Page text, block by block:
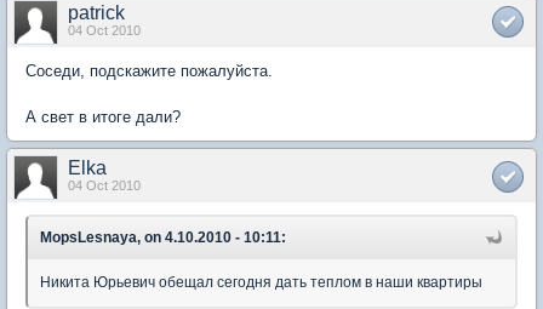
patrick
04 Oct 2010
Соседи, подскажите пожалуйста.
А свет в итоге дали?
Elka
04 Oct 2010
MopsLesnaya, on 4.10.2010 - 10:11:
Никита Юрьевич обещал сегодня дать теплом в наши квартиры